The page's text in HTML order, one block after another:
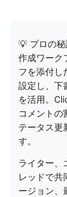
💡 プロの秘
作成ワーク
フを添付し
設定し、下
を活用。
コメントの
テータス更
す。
ライター、
レッドで共
ージョン、